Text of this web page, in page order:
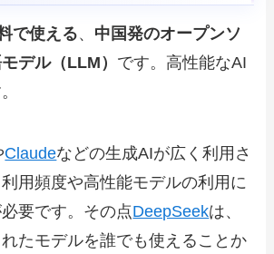
で使える、 中国発のオープンソ
デル（LLM） です。高性能なAI
Claudeなどの生成AIが広く利用さ
用頻度や高性能モデルの利用に
要です。その点DeepSeekは、
たモデルを誰でも使えることか